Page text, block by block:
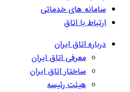
سامانه های خدماتی
ارتباط با اتاق
درباره اتاق ایران
معرفی اتاق ایران
ساختار اتاق ایران
هیئت رئیسه